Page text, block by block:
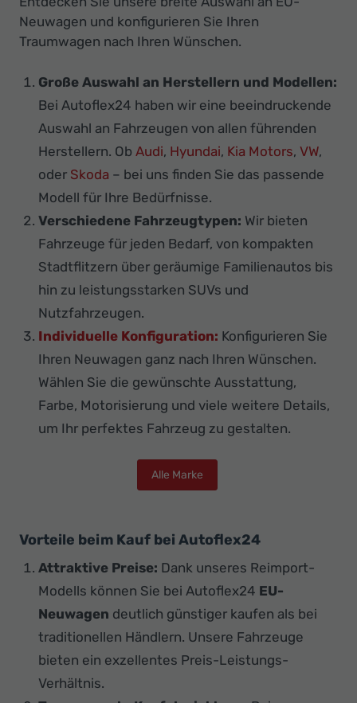
Neuwagen und konfigurieren Sie Ihren
Traumwagen nach Ihren Wünschen.
Große Auswahl an Herstellern und Modellen:
Bei Autoflex24 haben wir eine beeindruckende
Auswahl an Fahrzeugen von allen führenden
Herstellern. Ob Audi, Hyundai, Kia Motors, VW,
oder Skoda – bei uns finden Sie das passende
Modell für Ihre Bedürfnisse.
Verschiedene Fahrzeugtypen: Wir bieten
Fahrzeuge für jeden Bedarf, von kompakten
Stadtflitzern über geräumige Familienautos bis
hin zu leistungsstarken SUVs und
Nutzfahrzeugen.
Individuelle Konfiguration: Konfigurieren Sie
Ihren Neuwagen ganz nach Ihren Wünschen.
Wählen Sie die gewünschte Ausstattung,
Farbe, Motorisierung und viele weitere Details,
um Ihr perfektes Fahrzeug zu gestalten.
Alle Marke
Vorteile beim Kauf bei Autoflex24
Attraktive Preise: Dank unseres Reimport-
Modells können Sie bei Autoflex24 EU-
Neuwagen deutlich günstiger kaufen als bei
traditionellen Händlern. Unsere Fahrzeuge
bieten ein exzellentes Preis-Leistungs-
Verhältnis.